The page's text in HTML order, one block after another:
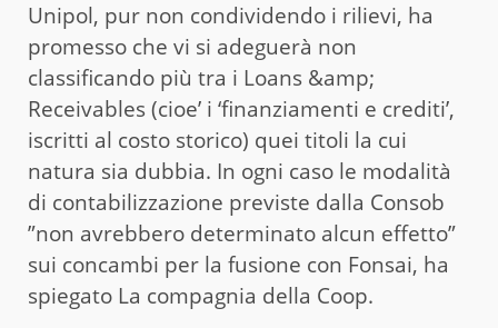
Unipol, pur non condividendo i rilievi, ha
promesso che vi si adeguerà non
classificando più tra i Loans &amp;
Receivables (cioe’ i ‘finanziamenti e crediti’,
iscritti al costo storico) quei titoli la cui
natura sia dubbia. In ogni caso le modalità
di contabilizzazione previste dalla Consob
”non avrebbero determinato alcun effetto”
sui concambi per la fusione con Fonsai, ha
spiegato La compagnia della Coop.